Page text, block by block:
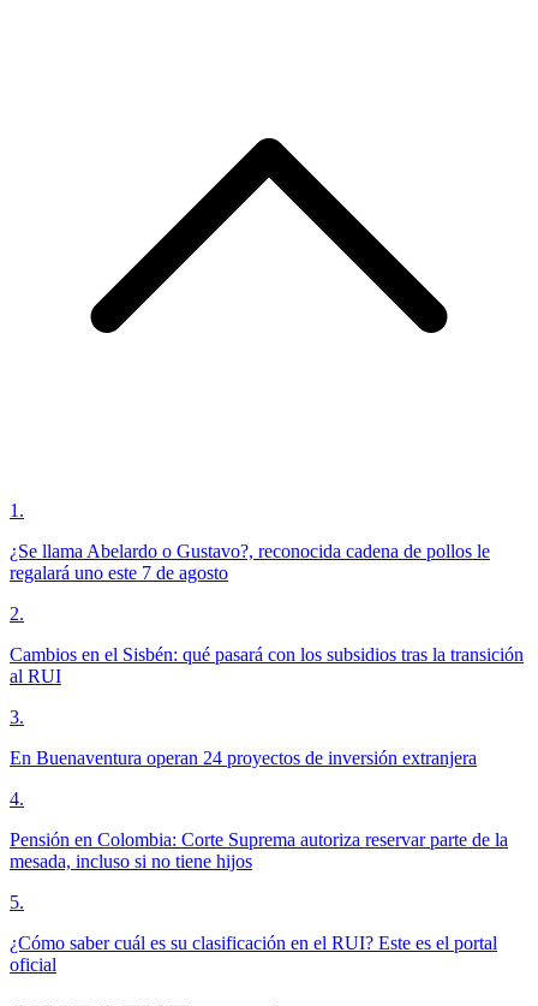
1 .
¿Se llama Abelardo o Gustavo?, reconocida cadena de pollos le
regalará uno este 7 de agosto
2.
Cambios en el Sisbén: qué pasará con los subsidios tras la transición
al RUI
3.
En Buenaventura operan 24 proyectos de inversión extranjera
4.
Pensión en Colombia: Corte Suprema autoriza reservar parte de la
mesada, incluso si no tiene hijos
5.
¿Cómo saber cuál es su clasificación en el RUI? Este es el portal
oficial